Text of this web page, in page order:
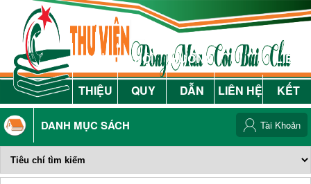
GIỚI
THIỆU
NỘI
QUY
HƯỚNG
DẪN
LIÊN HỆ
LIÊN
KẾT
DANH MỤC SÁCH Tài Khoản